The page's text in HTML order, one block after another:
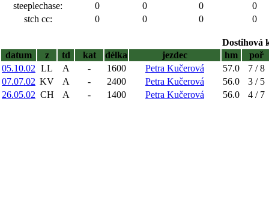
steeplechase:
0 0 0
0
stch cc:
0 0 0 0
Dostihová
datum
z td kat délka jezdec hm
poř
05.10.02 LL A - 1600 Petra Kučerová 57.0
7 / 8
07.07.02 KV A - 2400 Petra Kučerová 56.0
3 / 5
26.05.02 CH A - 1400 Petra Kučerová 56.0 4 / 7